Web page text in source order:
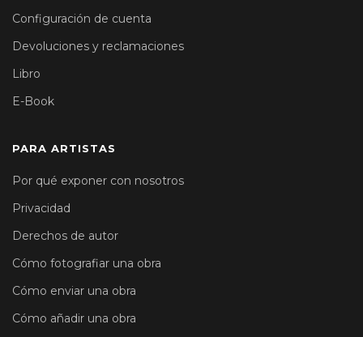
Configuración de cuenta
Devoluciones y reclamaciones
Libro
E-Book
PARA ARTISTAS
Por qué exponer con nosotros
Privacidad
Derechos de autor
Cómo fotografiar una obra
Cómo enviar una obra
Cómo añadir una obra